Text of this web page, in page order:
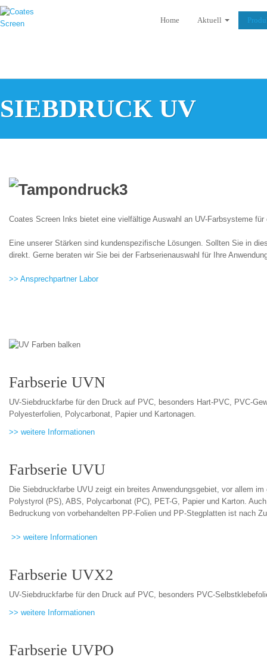
Home Aktuell
SIEBDRUCK UV
Coates Screen Inks bietet eine vielfältige Auswahl an UV-Farbsysteme
Eine unserer Stärken sind kundenspezifische Lösungen. Sollten Sie in
direkt. Gerne beraten wir Sie bei der Farbserienauswahl für Ihre
>> Ansprechpartner Labor
Farbserie UVN
UV-Siebdruckfarbe für den Druck auf PVC, besonders Hart-PVC, PVC-
Polyesterfolien, Polycarbonat, Papier und Kartonagen.
>> weitere Informationen
Farbserie UVU
Die Siebdruckfarbe UVU zeigt ein breites Anwendungsgebiet, vor allem
Polystyrol (PS), ABS, Polycarbonat (PC), PET-G, Papier und Karton.
Bedruckung von vorbehandelten PP-Folien und PP-Stegplatten ist nach
>> weitere Informationen
Farbserie UVX2
UV-Siebdruckfarbe für den Druck auf PVC, besonders PVC-
>> weitere Informationen
Farbserie UVPO